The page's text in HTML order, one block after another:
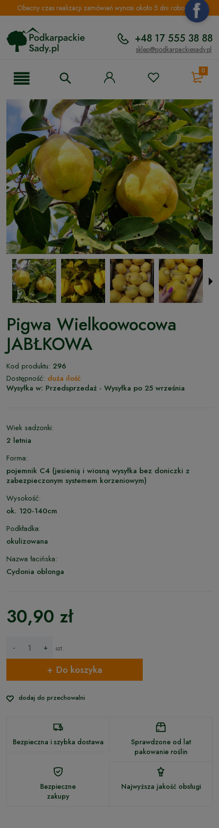
Obecny czas realizacji zamówień wynosi około 5 dni roboczych.
+48 17 555 38 88
sklep@podkarpackiesady.pl
0
Pigwa Wielkoowocowa
JABŁKOWA
Kod produktu: 296
Dostępność: duża ilość
Wysyłka w: Przedsprzedaż - Wysyłka po 25 września
Wiek sadzonki:
2 letnia
Forma:
pojemnik C4 (jesienią i wiosną wysyłka bez doniczki z
zabezpieczonym systemem korzeniowym)
Wysokość:
ok. 120-140cm
Podkładka:
okulizowana
Nazwa łacińska:
Cydonia oblonga
30,90 zł
- + szt.
Do koszyka
dodaj do przechowalni
Bezpieczna i szybka dostawa
Sprawdzone od lat
pakowanie roślin
Bezpieczne
zakupy
Najwyższa jakość obsługi